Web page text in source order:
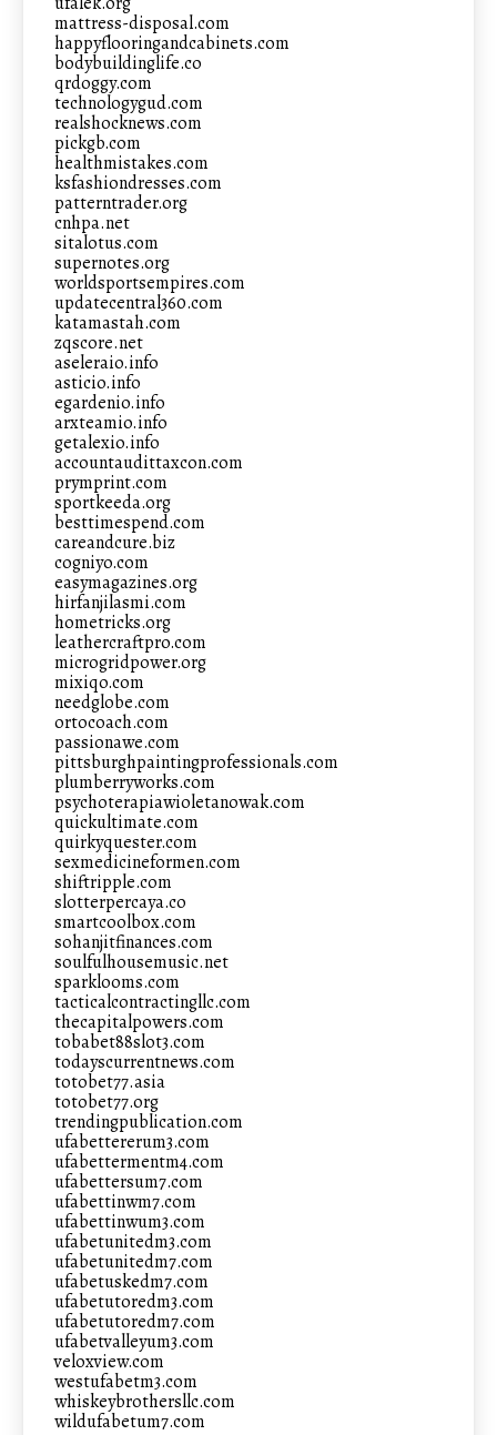
mattress-disposal.com
happyflooringandcabinets.com
bodybuildinglife.co
qrdoggy.com
technologygud.com
realshocknews.com
pickgb.com
healthmistakes.com
ksfashiondresses.com
patterntrader.org
cnhpa.net
sitalotus.com
supernotes.org
worldsportsempires.com
updatecentral360.com
katamastah.com
zqscore.net
aseleraio.info
asticio.info
egardenio.info
arxteamio.info
getalexio.info
accountaudittaxcon.com
prymprint.com
sportkeeda.org
besttimespend.com
careandcure.biz
cogniyo.com
easymagazines.org
hirfanjilasmi.com
hometricks.org
leathercraftpro.com
microgridpower.org
mixiqo.com
needglobe.com
ortocoach.com
passionawe.com
pittsburghpaintingprofessionals.com
plumberryworks.com
psychoterapiawioletanowak.com
quickultimate.com
quirkyquester.com
sexmedicineformen.com
shiftripple.com
slotterpercaya.co
smartcoolbox.com
sohanjitfinances.com
soulfulhousemusic.net
sparklooms.com
tacticalcontractingllc.com
thecapitalpowers.com
tobabet88slot3.com
todayscurrentnews.com
totobet77.asia
totobet77.org
trendingpublication.com
ufabettererum3.com
ufabettermentm4.com
ufabettersum7.com
ufabettinwm7.com
ufabettinwum3.com
ufabetunitedm3.com
ufabetunitedm7.com
ufabetuskedm7.com
ufabetutoredm3.com
ufabetutoredm7.com
ufabetvalleyum3.com
veloxview.com
westufabetm3.com
whiskeybrothersllc.com
wildufabetum7.com